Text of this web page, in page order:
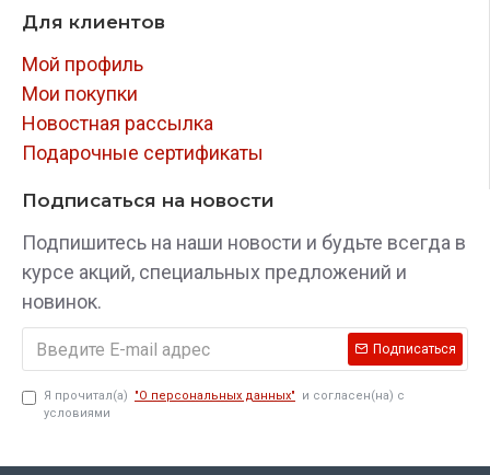
Для клиентов
Мой профиль
Мои покупки
Новостная рассылка
Подарочные сертификаты
Подписаться на новости
Подпишитесь на наши новости и будьте всегда в
курсе акций, специальных предложений и
новинок.
Подписаться
Я прочитал(а) "О персональных данных"
и согласен(на) с
условиями